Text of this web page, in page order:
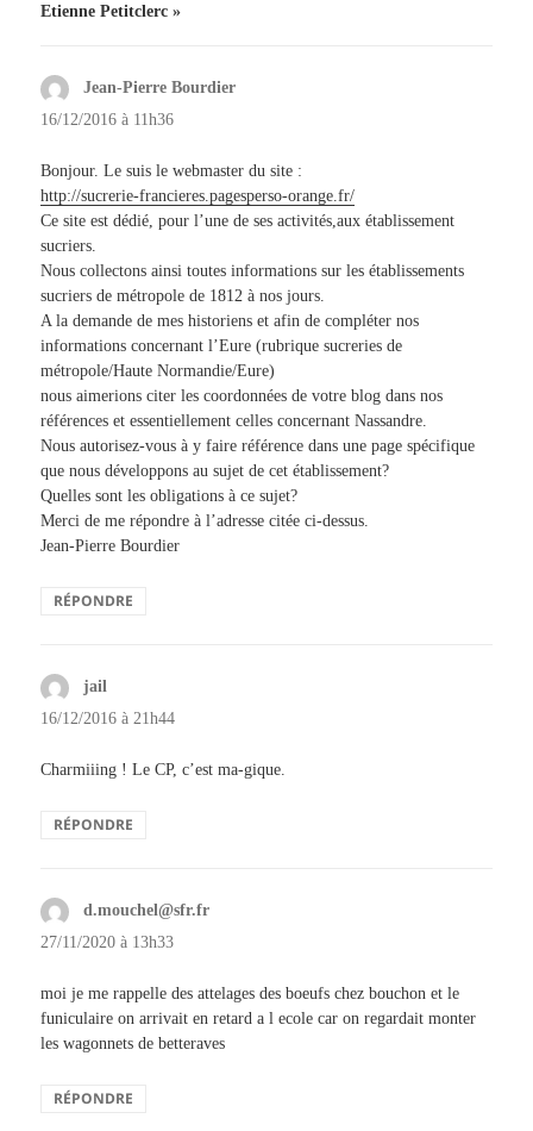
Etienne Petitclerc »
Jean-Pierre Bourdierdit :
16/12/2016 à 11h36
Bonjour. Le suis le webmaster du site :
http://sucrerie-francieres.pagesperso-orange.fr/
Ce site est dédié, pour l’une de ses activités,aux établissement
sucriers.
Nous collectons ainsi toutes informations sur les établissements
sucriers de métropole de 1812 à nos jours.
A la demande de mes historiens et afin de compléter nos
informations concernant l’Eure (rubrique sucreries de
métropole/Haute Normandie/Eure)
nous aimerions citer les coordonnées de votre blog dans nos
références et essentiellement celles concernant Nassandre.
Nous autorisez-vous à y faire référence dans une page spécifique
que nous développons au sujet de cet établissement?
Quelles sont les obligations à ce sujet?
Merci de me répondre à l’adresse citée ci-dessus.
Jean-Pierre Bourdier
RÉPONDRE
jaildit :
16/12/2016 à 21h44
Charmiiing ! Le CP, c’est ma-gique.
RÉPONDRE
d.mouchel@sfr.frdit :
27/11/2020 à 13h33
moi je me rappelle des attelages des boeufs chez bouchon et le
funiculaire on arrivait en retard a l ecole car on regardait monter
les wagonnets de betteraves
RÉPONDRE